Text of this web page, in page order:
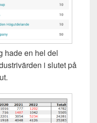
hade en hel del
i slutet på